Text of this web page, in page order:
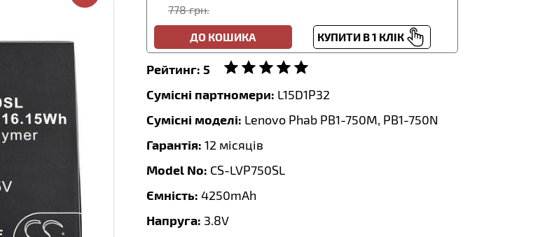
778 грн.
ДО КОШИКА КУПИТИ В 1 КЛІК
Рейтинг: 5
Сумісні партномери: L15D1P32
Сумісні моделі: Lenovo Phab PB1-750M, PB1-750N
Гарантія: 12 місяців
Model No: CS-LVP750SL
Ємність: 4250mAh
Напруга: 3.8V